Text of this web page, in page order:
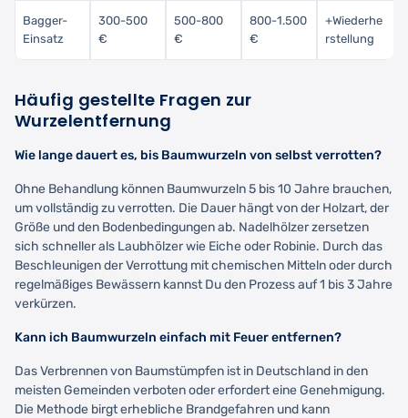
Bagger-
Einsatz
300-500
€
500-800
€
800-1.500
€
+Wiederhe
rstellung
Häufig gestellte Fragen zur
Wurzelentfernung
Wie lange dauert es, bis Baumwurzeln von selbst verrotten?
Ohne Behandlung können Baumwurzeln 5 bis 10 Jahre brauchen,
um vollständig zu verrotten. Die Dauer hängt von der Holzart, der
Größe und den Bodenbedingungen ab. Nadelhölzer zersetzen
sich schneller als Laubhölzer wie Eiche oder Robinie. Durch das
Beschleunigen der Verrottung mit chemischen Mitteln oder durch
regelmäßiges Bewässern kannst Du den Prozess auf 1 bis 3 Jahre
verkürzen.
Kann ich Baumwurzeln einfach mit Feuer entfernen?
Das Verbrennen von Baumstümpfen ist in Deutschland in den
meisten Gemeinden verboten oder erfordert eine Genehmigung.
Die Methode birgt erhebliche Brandgefahren und kann